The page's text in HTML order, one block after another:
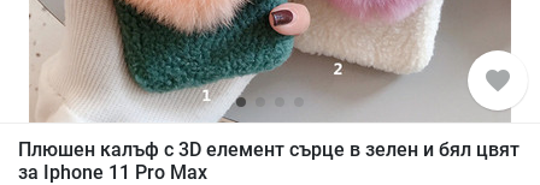
favorite
Плюшен калъф с 3D елемент сърце в зелен и бял цвят
за Iphone 11 Pro Max